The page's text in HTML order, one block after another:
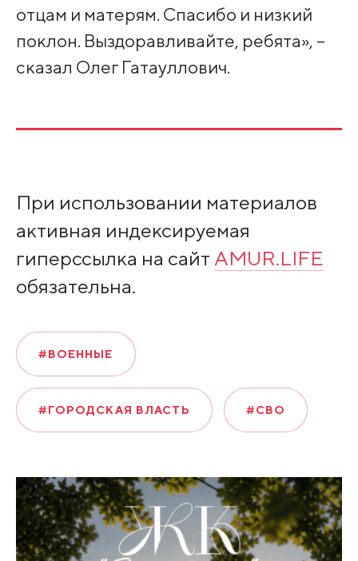
отцам и матерям. Спасибо и низкий
поклон. Выздоравливайте, ребята», –
сказал Олег Гатауллович.
При использовании материалов
активная индексируемая
гиперссылка на сайт AMUR.LIFE
обязательна.
#ВОЕННЫЕ
#ГОРОДСКАЯ ВЛАСТЬ #СВО